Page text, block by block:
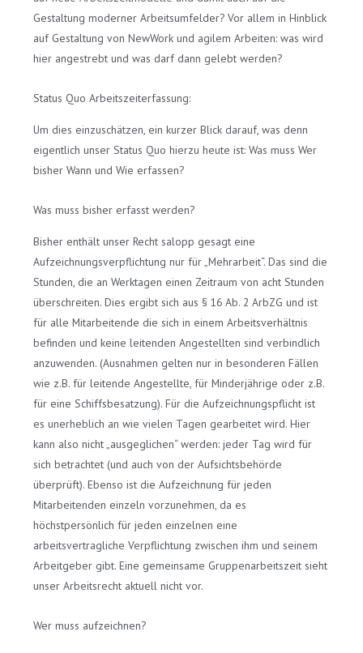
Gestaltung moderner Arbeitsumfelder? Vor allem in Hinblick
auf Gestaltung von NewWork und agilem Arbeiten: was wird
hier angestrebt und was darf dann gelebt werden?
Status Quo Arbeitszeiterfassung:
Um dies einzuschätzen, ein kurzer Blick darauf, was denn
eigentlich unser Status Quo hierzu heute ist: Was muss Wer
bisher Wann und Wie erfassen?
Was muss bisher erfasst werden?
Bisher enthält unser Recht salopp gesagt eine
Aufzeichnungsverpflichtung nur für „Mehrarbeit“. Das sind die
Stunden, die an Werktagen einen Zeitraum von acht Stunden
überschreiten. Dies ergibt sich aus § 16 Ab. 2 ArbZG und ist
für alle Mitarbeitende die sich in einem Arbeitsverhältnis
befinden und keine leitenden Angestellten sind verbindlich
anzuwenden. (Ausnahmen gelten nur in besonderen Fällen
wie z.B. für leitende Angestellte, für Minderjährige oder z.B.
für eine Schiffsbesatzung). Für die Aufzeichnungspflicht ist
es unerheblich an wie vielen Tagen gearbeitet wird. Hier
kann also nicht „ausgeglichen“ werden: jeder Tag wird für
sich betrachtet (und auch von der Aufsichtsbehörde
überprüft). Ebenso ist die Aufzeichnung für jeden
Mitarbeitenden einzeln vorzunehmen, da es
höchstpersönlich für jeden einzelnen eine
arbeitsvertragliche Verpflichtung zwischen ihm und seinem
Arbeitgeber gibt. Eine gemeinsame Gruppenarbeitszeit sieht
unser Arbeitsrecht aktuell nicht vor.
Wer muss aufzeichnen?